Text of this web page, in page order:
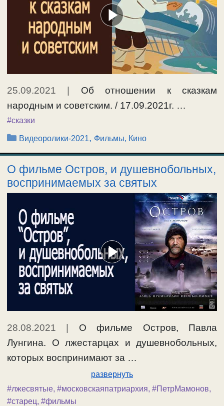
25.09.2021
Об отношении к сказкам
народным и советским. / 17.09.2021г. …
#сказки
Рубрики
Видеоролики-2021, Фильмы, Кино
О фильме Остров, и душевнобольных,
воспринимаемых за святых
28.08.2021 | О фильме Остров, Павла
Лунгина. О лжестарцах и душевнобольных,
которых воспринимают за …
развернуть
#лжесвятые, #московскаяпатриархия, #ПетрМамонов,
#старец, #фильмы